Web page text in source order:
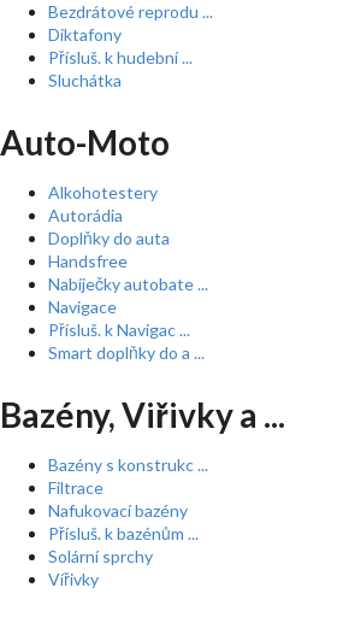
Bezdrátové reprodu ...
Diktafony
Přísluš. k hudební ...
Sluchátka
Auto-Moto
Alkohotestery
Autorádia
Doplňky do auta
Handsfree
Nabíječky autobate ...
Navigace
Přísluš. k Navigac ...
Smart doplňky do a ...
Bazény, Viřivky a ...
Bazény s konstrukc ...
Filtrace
Nafukovací bazény
Přísluš. k bazénům ...
Solární sprchy
Vířivky